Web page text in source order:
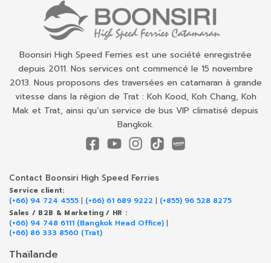
Boonsiri High Speed Ferries est une société enregistrée
depuis 2011. Nos services ont commencé le 15 novembre
2013. Nous proposons des traversées en catamaran à grande
vitesse dans la région de Trat : Koh Kood, Koh Chang, Koh
Mak et Trat, ainsi qu’un service de bus VIP climatisé depuis
Bangkok.
Contact Boonsiri High Speed Ferries
Service client:
(+66) 94 724 4555 | (+66) 61 689 9222 | (+855) 96 528 8275
Sales / B2B & Marketing / HR :
(+66) 94 748 6111 (Bangkok Head Office) |
(+66) 86 333 8560 (Trat)
Thaïlande